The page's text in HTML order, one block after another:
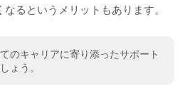
るというメリットもあります。
のキャリアに寄り添ったサポート
ょう。